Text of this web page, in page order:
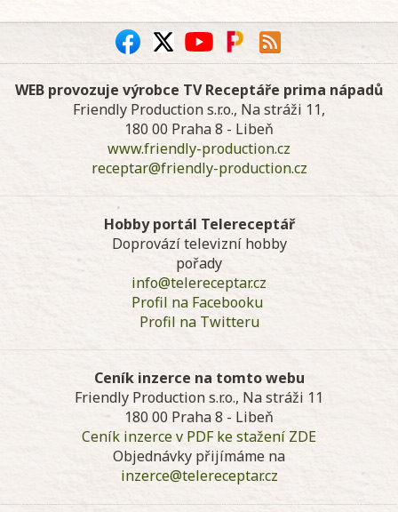
WEB provozuje výrobce TV Receptáře prima nápadů
Friendly Production s.r.o., Na stráži 11,
180 00 Praha 8 - Libeň
www.friendly-production.cz
receptar@friendly-production.cz
Hobby portál Telereceptář
Doprovází televizní hobby
pořady
info@telereceptar.cz
Profil na Facebooku
Profil na Twitteru
Ceník inzerce na tomto webu
Friendly Production s.r.o., Na stráži 11
180 00 Praha 8 - Libeň
Ceník inzerce v PDF ke stažení ZDE
Objednávky přijímáme na
inzerce@telereceptar.cz